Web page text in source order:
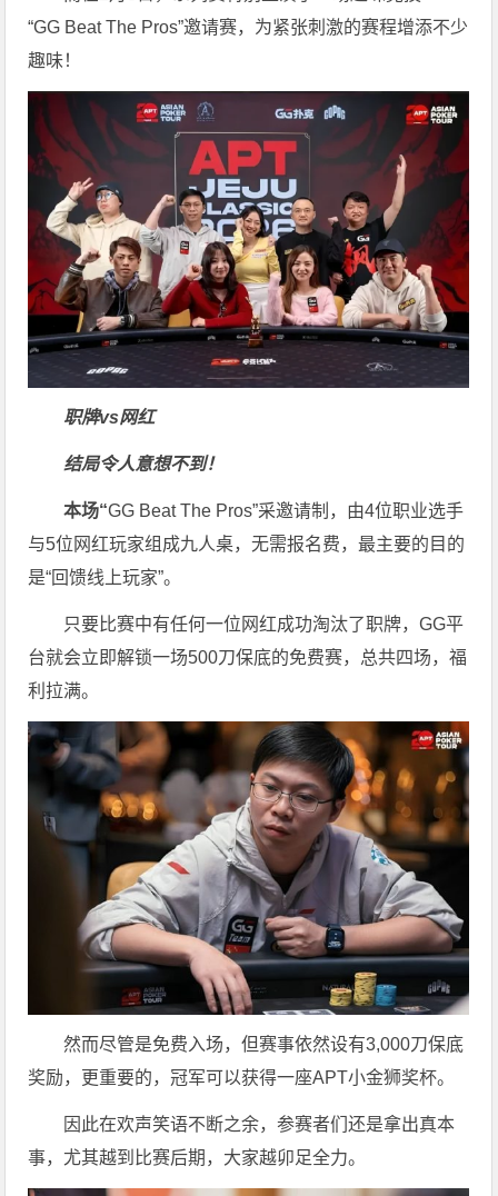
“GG Beat The Pros”邀请赛，为紧张刺激的赛程增添不少
趣味！
职牌vs网红
结局令人意想不到！
本场“GG Beat The Pros”采邀请制，由4位职业选手
与5位网红玩家组成九人桌，无需报名费，最主要的目的
是“回馈线上玩家”。
只要比赛中有任何一位网红成功淘汰了职牌，GG平
台就会立即解锁一场500刀保底的免费赛，总共四场，福
利拉满。
然而尽管是免费入场，但赛事依然设有3,000刀保底
奖励，更重要的，冠军可以获得一座APT小金狮奖杯。
因此在欢声笑语不断之余，参赛者们还是拿出真本
事，尤其越到比赛后期，大家越卯足全力。